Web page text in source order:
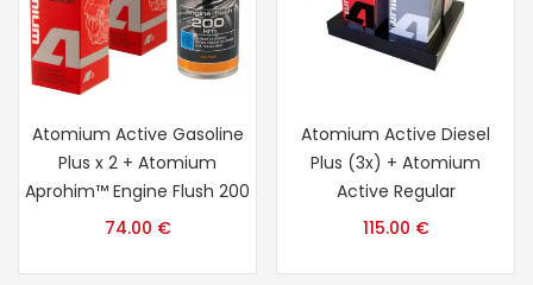
Atomium Active Gasoline
Plus x 2 + Atomium
Aprohim™ Engine Flush 200
74.00 €
Atomium Active Diesel
Plus (3x) + Atomium
Active Regular
115.00 €